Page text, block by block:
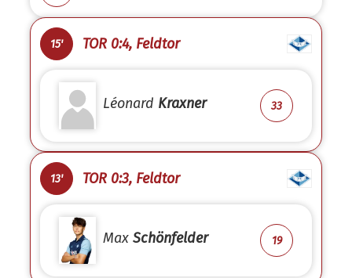
15' TOR 0:4, Feldtor
Léonard Kraxner 33
13' TOR 0:3, Feldtor
Max Schönfelder 19